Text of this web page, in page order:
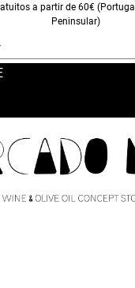
a partir de 60€
Peninsular)